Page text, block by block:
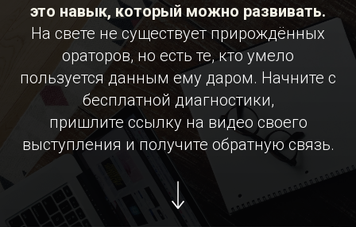
это навык, который можно развивать.
На свете не существует прирождённых
ораторов, но есть те, кто умело
пользуется данным ему даром. Начните с
бесплатной диагностики,
пришлите ссылку на видео своего
выступления и получите обратную связь.